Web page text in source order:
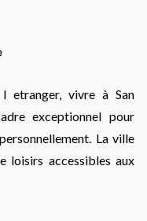
etranger, vivre à San
exceptionnel pour
La ville
loisirs accessibles aux